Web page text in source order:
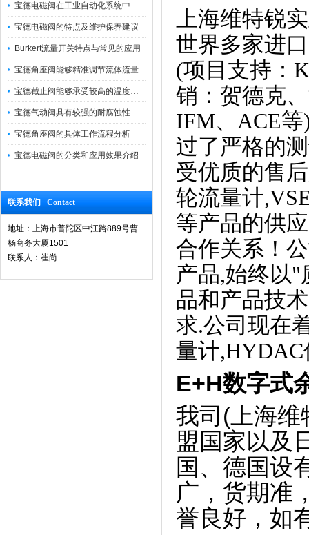
宝德电磁阀在工业自动化系统中的作用
宝德电磁阀的特点及维护保养建议
Burkert流量开关特点与常见的应用
宝德角座阀能够精准调节流体流量
宝德截止阀能够承受较高的温度和压力
宝德气动阀具有较强的耐腐蚀性和抗震性
宝德角座阀的具体工作流程分析
宝德电磁阀的分类和应用效果介绍
联系我们 Contact
地址：上海市普陀区中江路889号曹
杨商务大厦1501
联系人：崔尚
上海维特锐
世界多家进
(项目支持：
销：贺德克
IFM、ACE
过了严格的
受优质的售
轮流量计
等产品的供
合作关系！
产品,始终以
品和产品技
求.公司现在
量计
E+H数字式
我司(上海维
盟国家以及
国、德国设
广，货期准
誉良好，如